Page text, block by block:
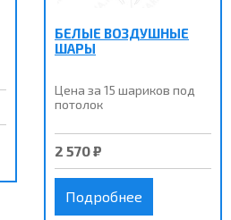
БЕЛЫЕ ВОЗДУШНЫЕ
ШАРЫ
Цена за 15 шариков под
потолок
2 570 ₽
Подробнее